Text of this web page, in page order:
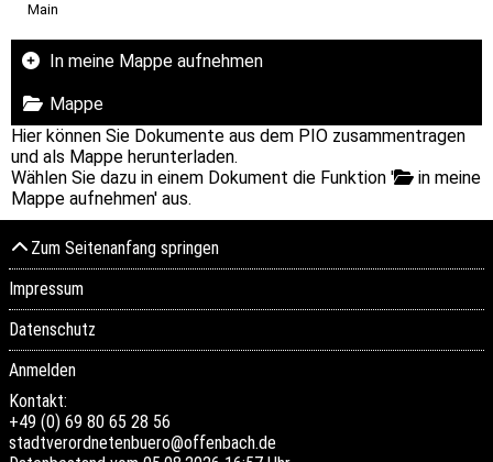
Main
In meine Mappe aufnehmen
Mappe
Hier können Sie Dokumente aus dem PIO zusammentragen
und als Mappe herunterladen.
Wählen Sie dazu in einem Dokument die Funktion '
in meine
Mappe aufnehmen' aus.
Zum Seitenanfang springen
Impressum
Datenschutz
Anmelden
Kontakt:
+49 (0) 69 80 65 28 56
stadtverordnetenbuero@offenbach.de